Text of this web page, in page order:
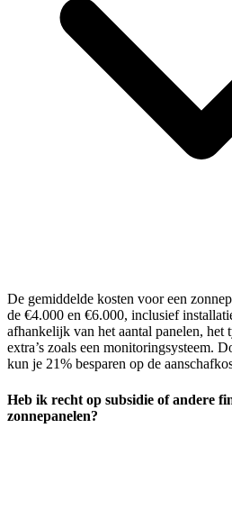
De gemiddelde kosten voor een
de €4.000 en €6.000, inclusief
afhankelijk van het aantal panelen, het
extra’s zoals een monitoringsysteem.
kun je 21% besparen op de
Heb ik recht op subsidie of andere
zonnepanelen?